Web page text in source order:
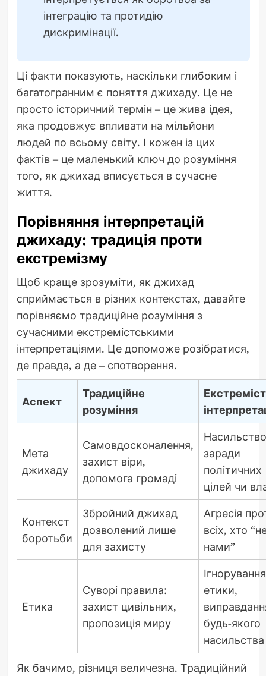
інтеграцію та протидію
дискримінації.
Ці факти показують, наскільки глибоким і
багатогранним є поняття джихаду. Це не
просто історичний термін – це жива ідея,
яка продовжує впливати на мільйони
людей по всьому світу. І кожен із цих
фактів – це маленький ключ до розуміння
того, як джихад вписується в сучасне
життя.
Порівняння інтерпретацій
джихаду: традиція проти
екстремізму
Щоб краще зрозуміти, як джихад
сприймається в різних контекстах, давайте
порівняємо традиційне розуміння з
сучасними екстремістськими
інтерпретаціями. Це допоможе розібратися,
де правда, а де – спотворення.
Аспект
Традиційне
розуміння
Мета
джихаду
Самовдосконалення,
захист віри,
допомога громаді
Насильство
заради
політичних
цілей чи
Контекст
боротьби
Збройний джихад
дозволений лише
для захисту
Агресія
всіх, хто
нами”
Етика
Суворі правила:
захист цивільних,
пропозиція миру
Ігнорування
етики,
будь-якого
насильства
Як бачимо, різниця величезна. Традиційний